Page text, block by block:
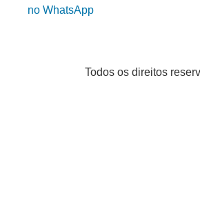
no WhatsApp
Todos os direitos